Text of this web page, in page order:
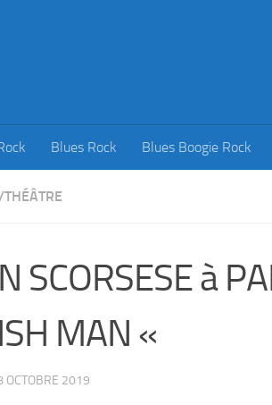
Blues Rock Blues Boogie Rock
SCORSESE à
MAN «
OCTOBRE 2019